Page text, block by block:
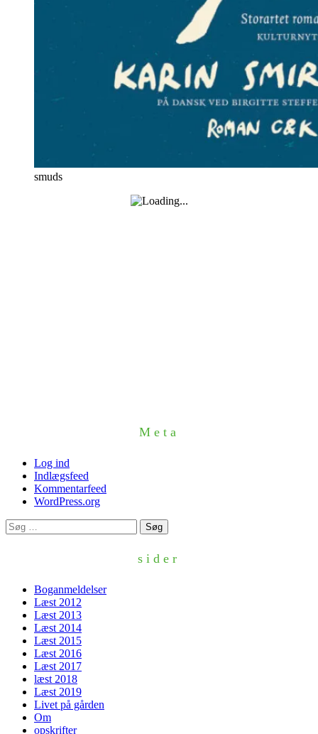
smuds
Meta
Log ind
Indlægsfeed
Kommentarfeed
WordPress.org
Søg
efter:
sider
Boganmeldelser
Læst 2012
Læst 2013
Læst 2014
Læst 2015
Læst 2016
Læst 2017
læst 2018
Læst 2019
Livet på gården
Om
opskrifter